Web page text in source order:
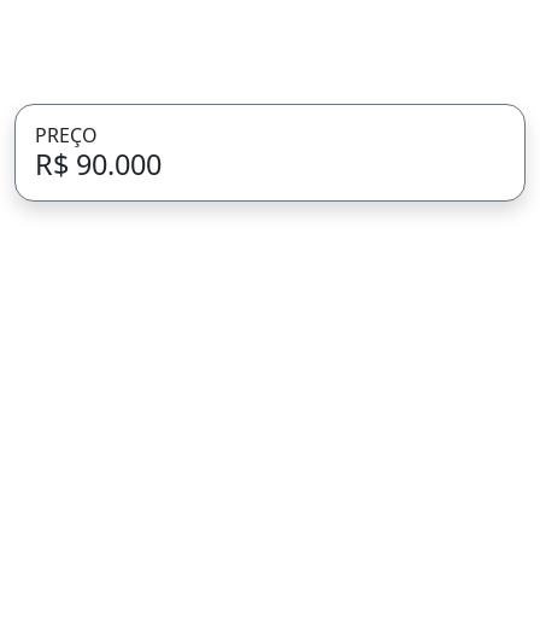
PREÇO
R$ 90.000